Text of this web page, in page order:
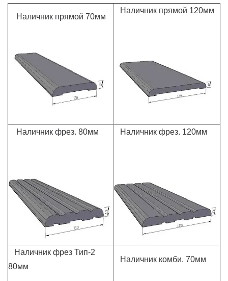
Наличник прямой 70мм
Наличник прямой 120мм
Наличник фрез. 80мм Наличник фрез. 120мм
Наличник фрез Тип-2
80мм
Наличник комби. 70мм